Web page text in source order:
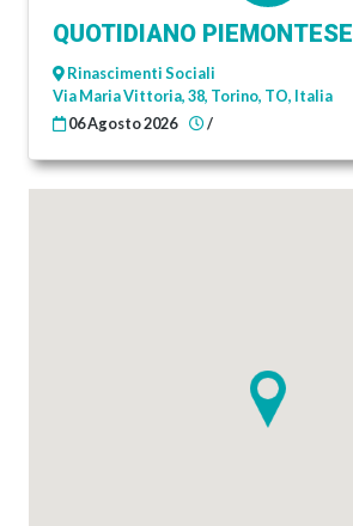
QUOTIDIANO PIEMONTESE
Rinascimenti Sociali
Via Maria Vittoria, 38, Torino, TO, Italia
06 Agosto 2026
/